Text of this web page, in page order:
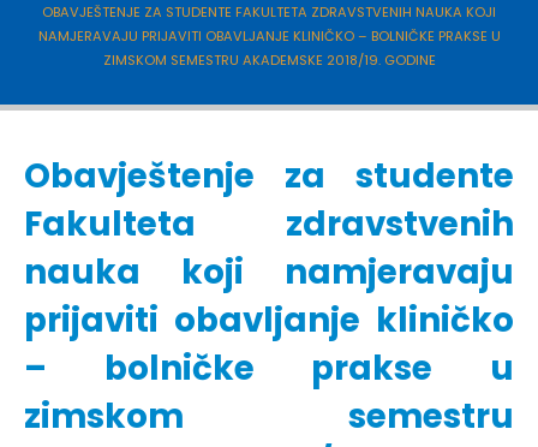
OBAVJEŠTENJE ZA STUDENTE FAKULTETA ZDRAVSTVENIH NAUKA KOJI
NAMJERAVAJU PRIJAVITI OBAVLJANJE KLINIČKO – BOLNIČKE PRAKSE U
ZIMSKOM SEMESTRU AKADEMSKE 2018/19. GODINE
Obavještenje za studente
Fakulteta zdravstvenih
nauka koji namjeravaju
prijaviti obavljanje kliničko
– bolničke prakse u
zimskom semestru